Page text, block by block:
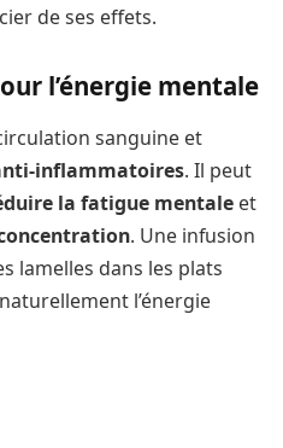
de ses effets.
l’énergie mentale
sanguine et
inflammatoires. Il peut
la fatigue mentale et
. Une infusion
lamelles dans les plats
l’énergie